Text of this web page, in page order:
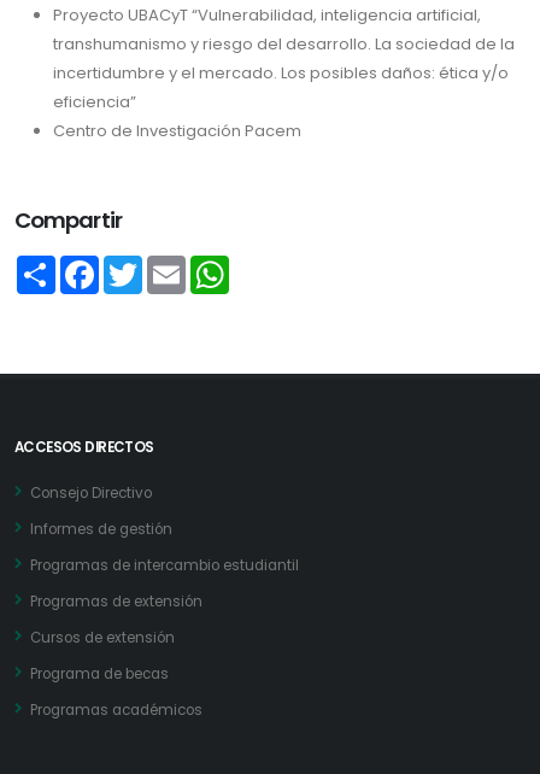
Proyecto UBACyT “Vulnerabilidad, inteligencia artificial,
transhumanismo y riesgo del desarrollo. La sociedad de la
incertidumbre y el mercado. Los posibles daños: ética y/o
eficiencia”
Centro de Investigación Pacem
Compartir
Share Facebook
TwitterEmail
ACCESOS DIRECTOS
Consejo Directivo
Informes de gestión
Programas de intercambio estudiantil
Programas de extensión
Cursos de extensión
Programa de becas
Programas académicos